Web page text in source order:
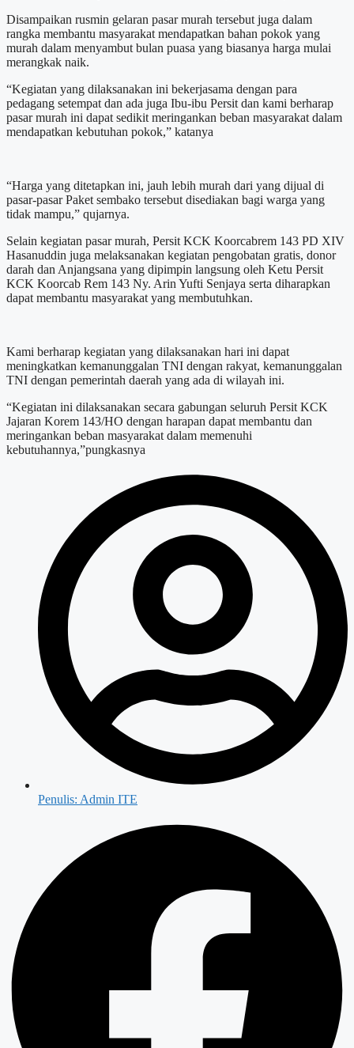
Disampaikan rusmin gelaran pasar murah tersebut juga dalam
rangka membantu masyarakat mendapatkan bahan pokok yang
murah dalam menyambut bulan puasa yang biasanya harga mulai
merangkak naik.
“Kegiatan yang dilaksanakan ini bekerjasama dengan para
pedagang setempat dan ada juga Ibu-ibu Persit dan kami berharap
pasar murah ini dapat sedikit meringankan beban masyarakat dalam
mendapatkan kebutuhan pokok,” katanya
“Harga yang ditetapkan ini, jauh lebih murah dari yang dijual di
pasar-pasar Paket sembako tersebut disediakan bagi warga yang
tidak mampu,” qujarnya.
Selain kegiatan pasar murah, Persit KCK Koorcabrem 143 PD XIV
Hasanuddin juga melaksanakan kegiatan pengobatan gratis, donor
darah dan Anjangsana yang dipimpin langsung oleh Ketu Persit
KCK Koorcab Rem 143 Ny. Arin Yufti Senjaya serta diharapkan
dapat membantu masyarakat yang membutuhkan.
Kami berharap kegiatan yang dilaksanakan hari ini dapat
meningkatkan kemanunggalan TNI dengan rakyat, kemanunggalan
TNI dengan pemerintah daerah yang ada di wilayah ini.
“Kegiatan ini dilaksanakan secara gabungan seluruh Persit KCK
Jajaran Korem 143/HO dengan harapan dapat membantu dan
meringankan beban masyarakat dalam memenuhi
kebutuhannya,”pungkasnya
Penulis: Admin ITE